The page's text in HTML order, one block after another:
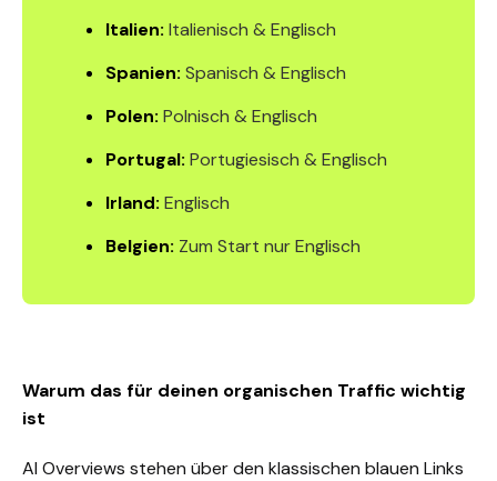
Italien: Italienisch & Englisch
Spanien: Spanisch & Englisch
Polen: Polnisch & Englisch
Portugal: Portugiesisch & Englisch
Irland: Englisch
Belgien: Zum Start nur Englisch
Warum das für deinen organischen Traffic wichtig
ist
AI Overviews stehen über den klassischen blauen Links